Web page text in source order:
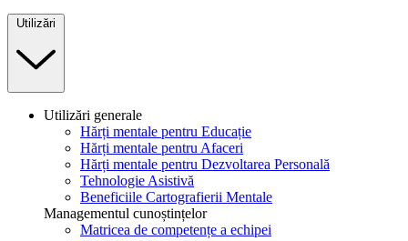
Utilizări
Utilizări generale
Hărți mentale pentru Educație
Hărți mentale pentru Afaceri
Hărți mentale pentru Dezvoltarea Personală
Tehnologie Asistivă
Beneficiile Cartografierii Mentale
Managementul cunoștințelor
Matricea de competențe a echipei